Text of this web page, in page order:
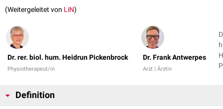
(Weitergeleitet von LiN)
Dr. rer. biol. hum. Heidrun Pickenbrock
Physiotherapeut/in
Dr. Frank Antwerpes
Arzt | Ärztin
Definition